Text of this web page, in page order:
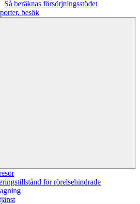
Så beräknas försörjningsstödet
besök
för rörelsehindrade